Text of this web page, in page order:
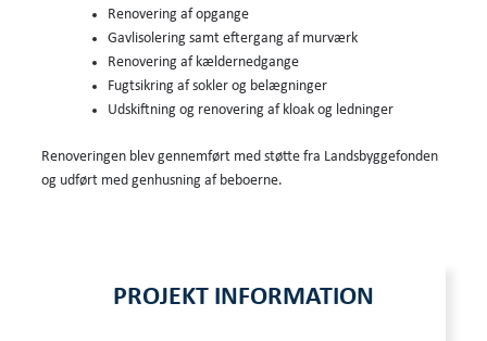
Renovering af opgange
Gavlisolering samt eftergang af murværk
Renovering af kældernedgange
Fugtsikring af sokler og belægninger
Udskiftning og renovering af kloak og ledninger
Renoveringen blev gennemført med støtte fra Landsbyggefonden
og udført med genhusning af beboerne.
PROJEKT INFORMATION